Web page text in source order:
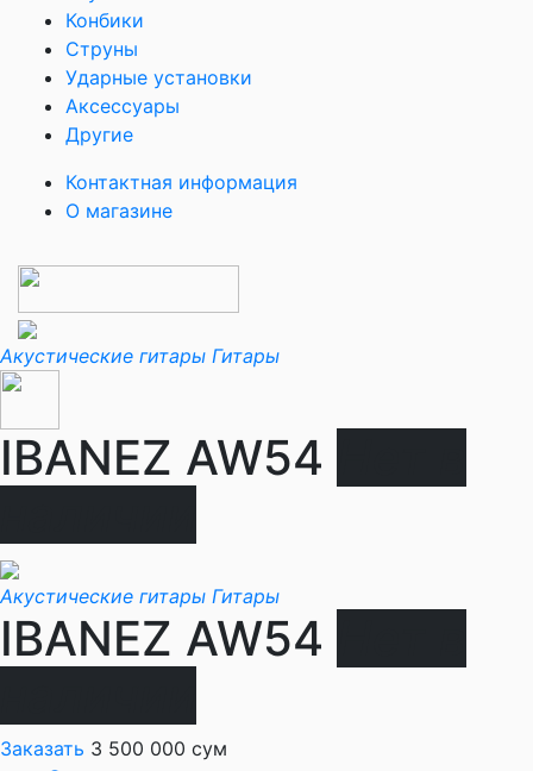
Конбики
Струны
Ударные установки
Аксессуары
Другие
Контактная информация
О магазине
Акустические гитары Гитары
IBANEZ AW54
Акустические гитары Гитары
IBANEZ AW54
Заказать 3 500 000 сум